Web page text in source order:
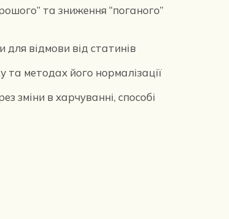
та зниження “поганого”
для відмови від статинів
та методах його нормалізації
зміни в харчуванні, способі